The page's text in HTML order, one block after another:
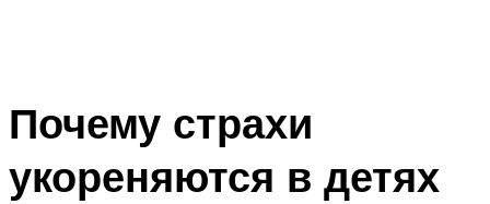
Почему страхи
укореняются в детях